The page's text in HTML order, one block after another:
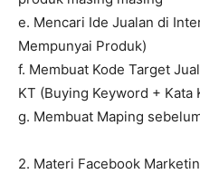
e. Mencari Ide Jualan di
Mempunyai Produk)
f. Membuat Kode Target
KT (Buying Keyword + Kata
g. Membuat Maping
2. Materi Facebook